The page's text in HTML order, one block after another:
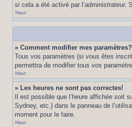
si cela a été activé par l’administrateur.
Haut
» Comment modifier mes paramètres?
Tous vos paramètres (si vous êtes
permettra de modifier tous vos
Haut
» Les heures ne sont pas correctes!
Il est possible que l’heure affichée
Sydney, etc.) dans le panneau de
moment pour le faire.
Haut